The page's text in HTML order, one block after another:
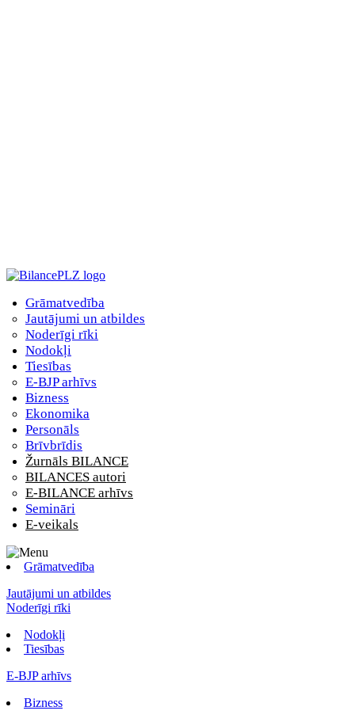
Grāmatvedība
Jautājumi un atbildes
Noderīgi rīki
Nodokļi
Tiesības
E-BJP arhīvs
Bizness
Ekonomika
Personāls
Brīvbrīdis
Žurnāls BILANCE
BILANCES autori
E-BILANCE arhīvs
Semināri
E-veikals
Grāmatvedība
Jautājumi un atbildes
Noderīgi rīki
Nodokļi
Tiesības
E-BJP arhīvs
Bizness